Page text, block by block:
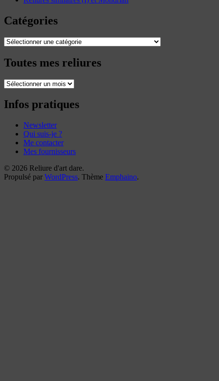
Catégories
Catégories
Toutes mes reliures
Toutes
reliures
Infos pratiques
Newsletter
Qui suis-je ?
Me contacter
Mes fournisseurs
© 2026 Reliure d'art dare.
Propulsé par WordPress. Thème Emphaino.